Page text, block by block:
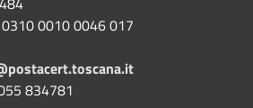
0010 0046 017
834781